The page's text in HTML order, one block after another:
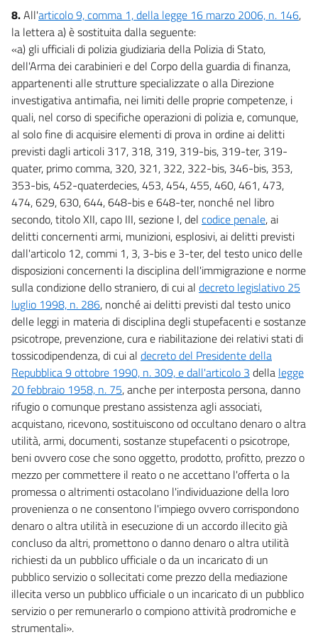
8.All'articolo 9, comma 1, della legge 16 marzo 2006, n. 146,
la lettera a) è sostituita dalla seguente:
«a) gli ufficiali di polizia giudiziaria della Polizia di Stato,
dell'Arma dei carabinieri e del Corpo della guardia di finanza,
appartenenti alle strutture specializzate o alla Direzione
investigativa antimafia, nei limiti delle proprie competenze, i
quali, nel corso di specifiche operazioni di polizia e, comunque,
al solo fine di acquisire elementi di prova in ordine ai delitti
previsti dagli articoli 317, 318, 319, 319-bis, 319-ter, 319-
quater, primo comma, 320, 321, 322, 322-bis, 346-bis, 353,
353-bis, 452-quaterdecies, 453, 454, 455, 460, 461, 473,
474, 629, 630, 644, 648-bis e 648-ter, nonché nel libro
secondo, titolo XII, capo III, sezione I, del codice penale, ai
delitti concernenti armi, munizioni, esplosivi, ai delitti previsti
dall'articolo 12, commi 1, 3, 3-bis e 3-ter, del testo unico delle
disposizioni concernenti la disciplina dell'immigrazione e norme
sulla condizione dello straniero, di cui al decreto legislativo 25
luglio 1998, n. 286, nonché ai delitti previsti dal testo unico
delle leggi in materia di disciplina degli stupefacenti e sostanze
psicotrope, prevenzione, cura e riabilitazione dei relativi stati di
tossicodipendenza, di cui al decreto del Presidente della
Repubblica 9 ottobre 1990, n. 309, e dall'articolo 3 della legge
20 febbraio 1958, n. 75, anche per interposta persona, danno
rifugio o comunque prestano assistenza agli associati,
acquistano, ricevono, sostituiscono od occultano denaro o altra
utilità, armi, documenti, sostanze stupefacenti o psicotrope,
beni ovvero cose che sono oggetto, prodotto, profitto, prezzo o
mezzo per commettere il reato o ne accettano l'offerta o la
promessa o altrimenti ostacolano l'individuazione della loro
provenienza o ne consentono l'impiego ovvero corrispondono
denaro o altra utilità in esecuzione di un accordo illecito già
concluso da altri, promettono o danno denaro o altra utilità
richiesti da un pubblico ufficiale o da un incaricato di un
pubblico servizio o sollecitati come prezzo della mediazione
illecita verso un pubblico ufficiale o un incaricato di un pubblico
servizio o per remunerarlo o compiono attività prodromiche e
strumentali».